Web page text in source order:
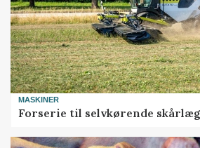
MASKINER
Forserie til selvkørende